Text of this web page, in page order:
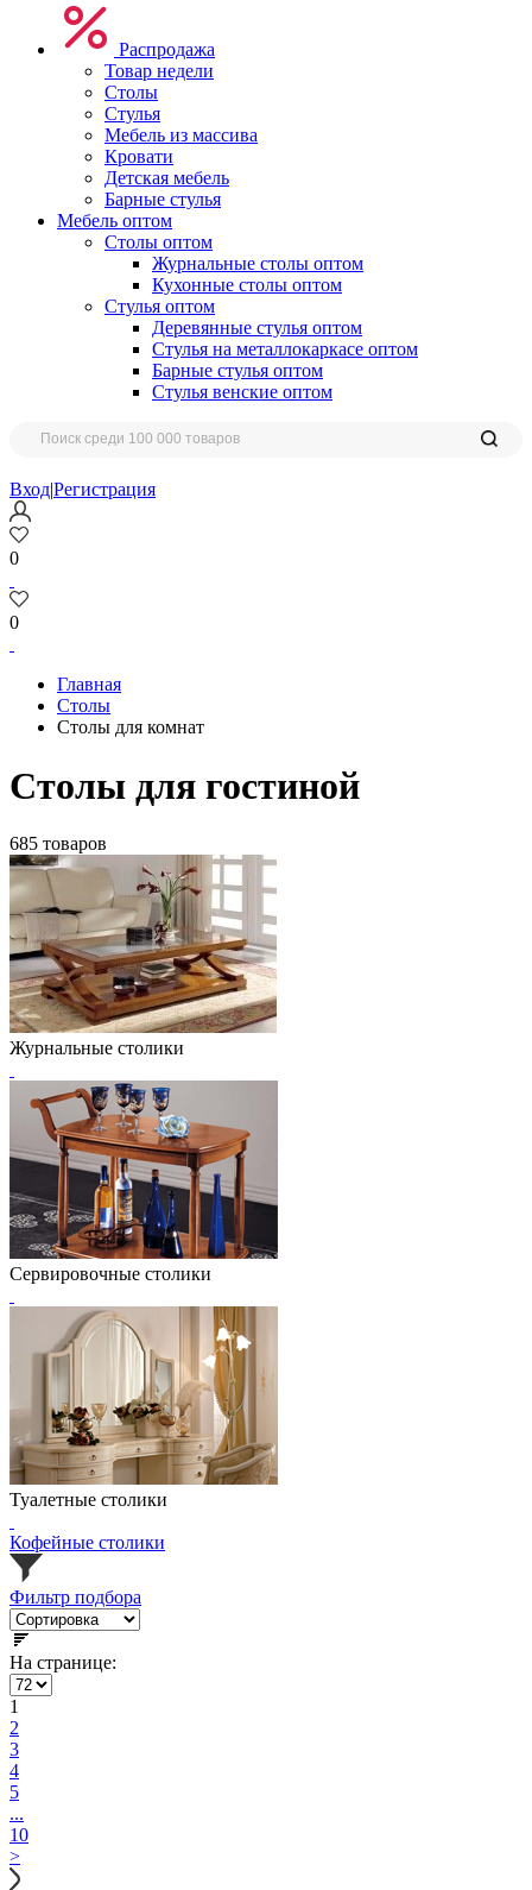
Распродажа
Товар недели
Столы
Стулья
Мебель из массива
Кровати
Детская мебель
Барные стулья
Мебель оптом
Столы оптом
Журнальные столы оптом
Кухонные столы оптом
Стулья оптом
Деревянные стулья оптом
Стулья на металлокаркасе оптом
Барные стулья оптом
Стулья венские оптом
Вход|Регистрация
0
0
Главная
Столы
Столы для комнат
Столы для гостиной
685 товаров
Журнальные столики
Сервировочные столики
Туалетные столики
Кофейные столики
Фильтр подбора
На странице:
1
2
3
4
5
...
10
>